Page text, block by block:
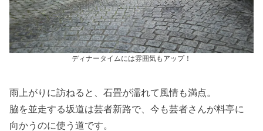
ディナータイムには雰囲気もアップ！
雨上がりに訪ねると、石畳が濡れて風情も満点。
脇を並走する坂道は芸者新路で、今も芸者さんが料亭に
向かうのに使う道です。